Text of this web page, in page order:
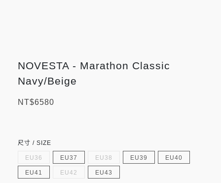
NOVESTA - Marathon Classic
Navy/Beige
NT$6580
尺寸 / SIZE
EU36 EU37 EU38 EU39 EU40
EU41 EU42 EU43